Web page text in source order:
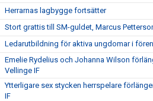
Herrarnas lagbygge fortsätter
Stort grattis till SM-guldet, Marcus
Ledarutbildning för aktiva ungdomar i
Emelie Rydelius och Johanna Wilson
Vellinge IF
Ytterligare sex stycken herrspelare
IF